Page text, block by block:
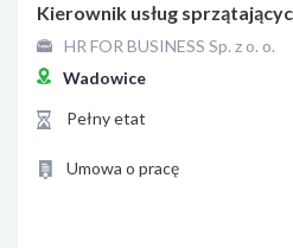
Kierownik usług
HR FOR BUSINESS Sp. z o. o.
Wadowice
Pełny etat
Umowa o pracę